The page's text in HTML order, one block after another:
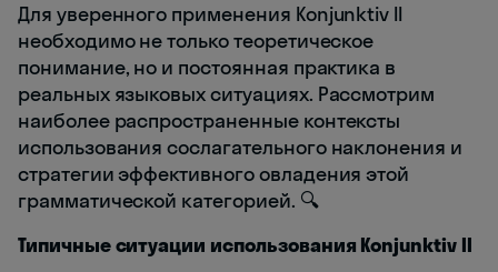
Для уверенного применения Konjunktiv II
необходимо не только теоретическое
понимание, но и постоянная практика в
реальных языковых ситуациях. Рассмотрим
наиболее распространенные контексты
использования сослагательного наклонения и
стратегии эффективного овладения этой
грамматической категорией. 🔍
Типичные ситуации использования Konjunktiv II